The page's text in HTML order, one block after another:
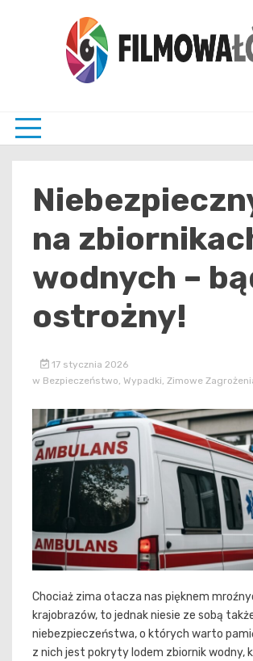
na
wodnych –
ostrożny!
17 stycznia 2026
w Bezpieczeństwo Wypadki Zimowe
Chociaż zima otacza nas pięknem
krajobrazów, to jednak niesie ze sobą
niebezpieczeństwa, o których warto
z nich jest pokryty lodem zbiornik wodny,